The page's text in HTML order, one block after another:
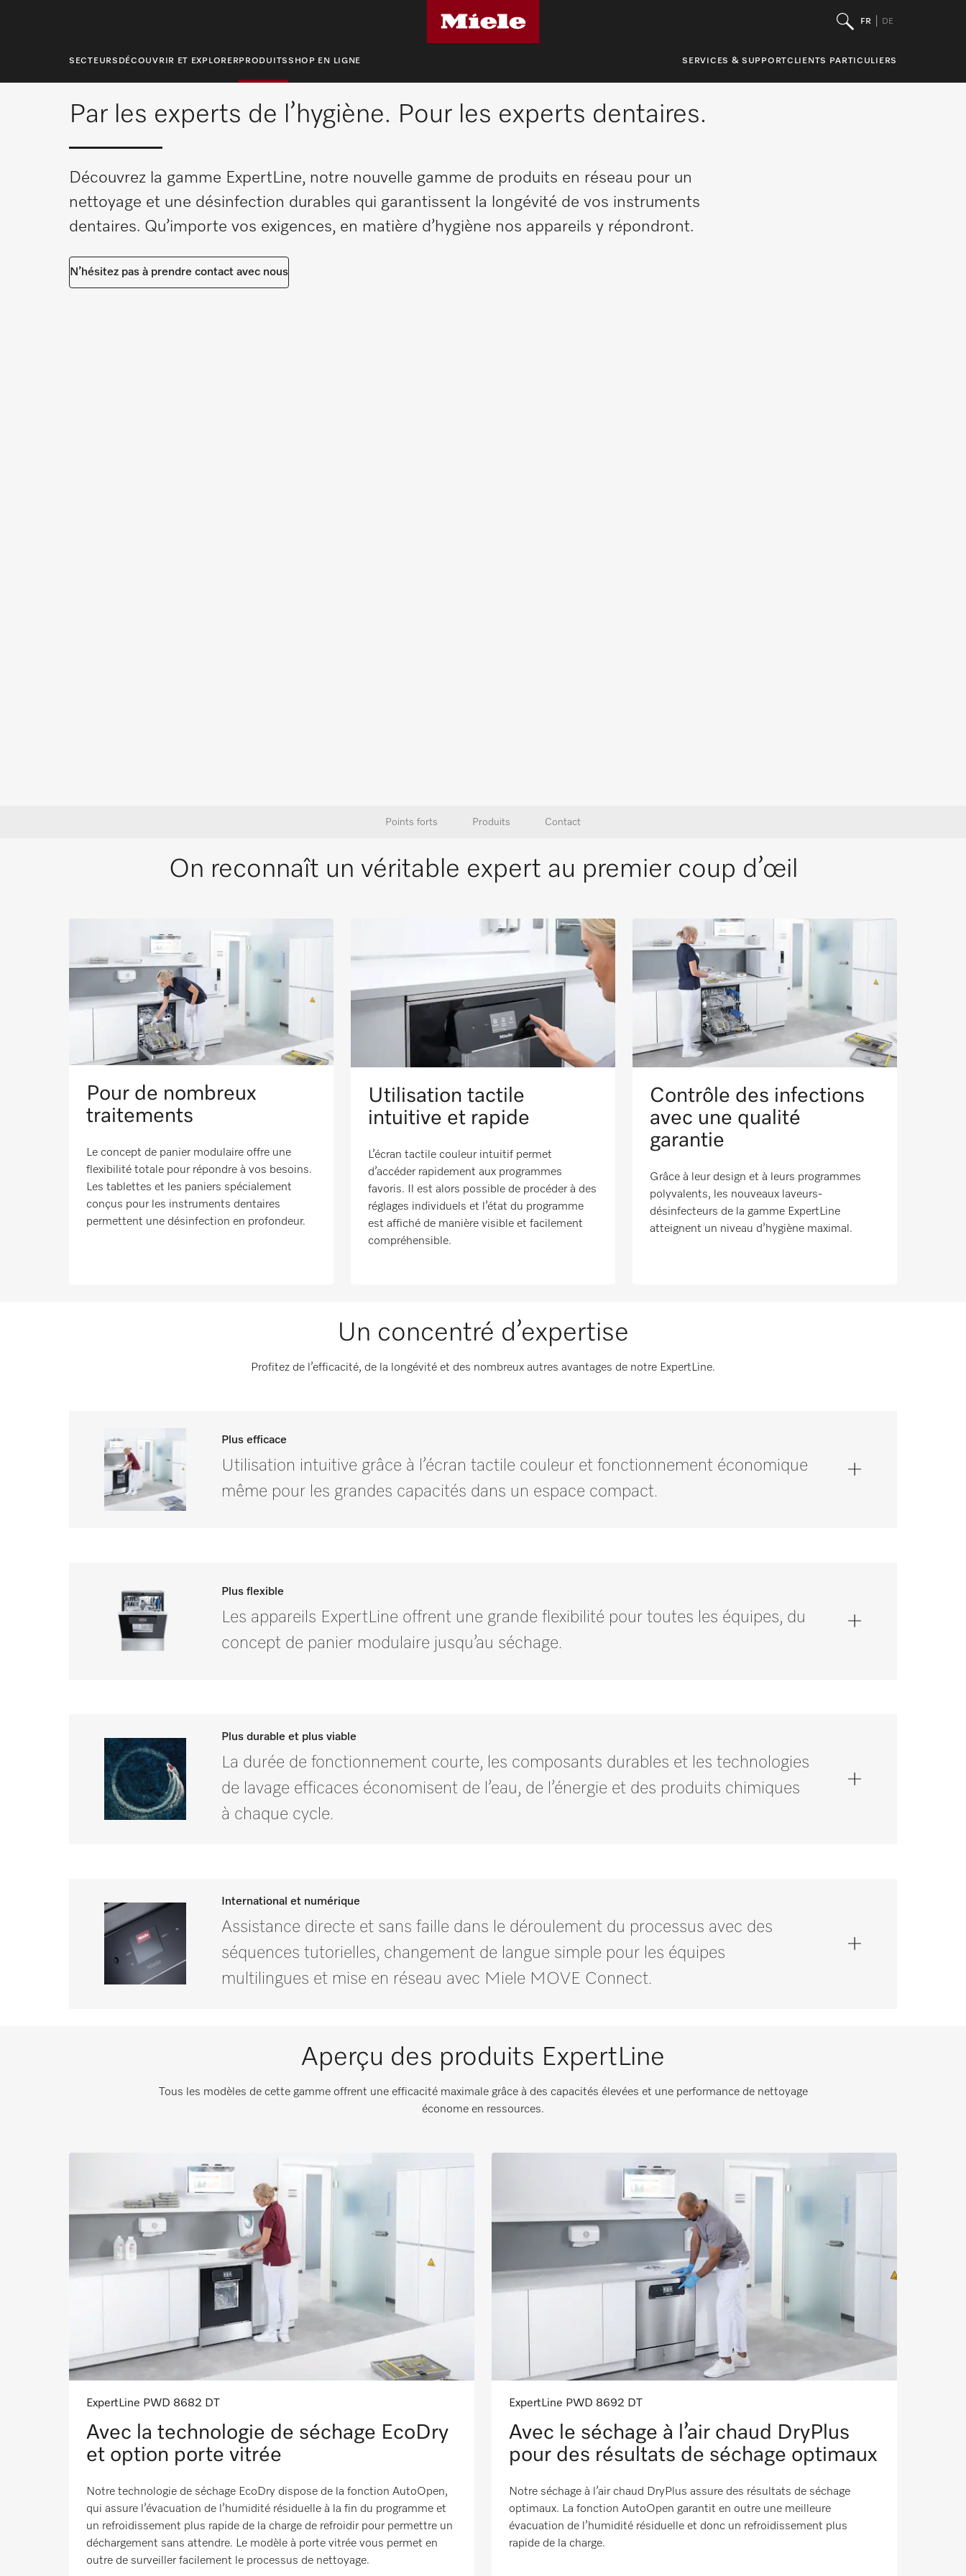
FR DE
SECTEURS DÉCOUVRIR ET EXPLORERPRODUITSSHOP EN LIGNE SERVICES & SUPPORTCLIENTS PARTICULIERS
Page d’accueil Produits Nouveautés produit Laveur-désinfecteur ExpertLine PWD 86xx
Par les experts de l’hygiène. Pour les experts dentaires.
Découvrez la gamme ExpertLine, notre nouvelle gamme de produits en réseau pour un
nettoyage et une désinfection durables qui garantissent la longévité de vos instruments
dentaires. Qu’importe vos exigences, en matière d’hygiène nos appareils y répondront.
N’hésitez pas à prendre contact avec nous
Points forts Produits Contact
On reconnaît un véritable expert au premier coup d’œil
Pour de nombreux
traitements
Le concept de panier modulaire offre une
flexibilité totale pour répondre à vos besoins.
Les tablettes et les paniers spécialement
conçus pour les instruments dentaires
permettent une désinfection en profondeur.
Utilisation tactile
intuitive et rapide
L’écran tactile couleur intuitif permet
d’accéder rapidement aux programmes
favoris. Il est alors possible de procéder à des
réglages individuels et l’état du programme
est affiché de manière visible et facilement
compréhensible.
Contrôle des infections
avec une qualité
garantie
Grâce à leur design et à leurs programmes
polyvalents, les nouveaux laveurs-
désinfecteurs de la gamme ExpertLine
atteignent un niveau d’hygiène maximal.
Un concentré d’expertise
Profitez de l’efficacité, de la longévité et des nombreux autres avantages de notre ExpertLine.
Plus efficace
Utilisation intuitive grâce à l’écran tactile couleur et fonctionnement économique
même pour les grandes capacités dans un espace compact.
Plus flexible
Les appareils ExpertLine offrent une grande flexibilité pour toutes les équipes, du
concept de panier modulaire jusqu’au séchage.
Plus durable et plus viable
La durée de fonctionnement courte, les composants durables et les technologies
de lavage efficaces économisent de l’eau, de l’énergie et des produits chimiques
à chaque cycle.
International et numérique
Assistance directe et sans faille dans le déroulement du processus avec des
séquences tutorielles, changement de langue simple pour les équipes
multilingues et mise en réseau avec Miele MOVE Connect.
Aperçu des produits ExpertLine
Tous les modèles de cette gamme offrent une efficacité maximale grâce à des capacités élevées et une performance de nettoyage
économe en ressources.
ExpertLine PWD 8682 DT
Avec la technologie de séchage EcoDry
et option porte vitrée
Notre technologie de séchage EcoDry dispose de la fonction AutoOpen,
qui assure l’évacuation de l’humidité résiduelle à la fin du programme et
un refroidissement plus rapide de la charge de refroidir pour permettre un
déchargement sans attendre. Le modèle à porte vitrée vous permet en
outre de surveiller facilement le processus de nettoyage.
ExpertLine PWD 8692 DT
Avec le séchage à l’air chaud DryPlus
pour des résultats de séchage optimaux
Notre séchage à l’air chaud DryPlus assure des résultats de séchage
optimaux. La fonction AutoOpen garantit en outre une meilleure
évacuation de l’humidité résiduelle et donc un refroidissement plus
rapide de la charge.